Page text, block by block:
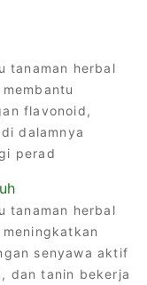
tanaman herbal
flavonoid,
dalamnya
perad
tanaman herbal
senyawa aktif
dan tanin bekerja